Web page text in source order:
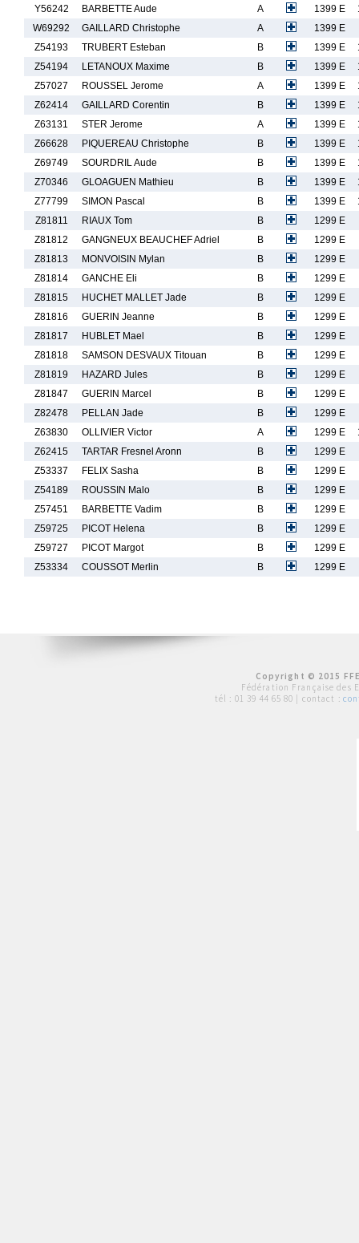
Y56242
BARBETTE Aude A 1399 E
W69292
GAILLARD Christophe A
1399 E
Z54193
TRUBERT Esteban B 1399 E
Z54194
LETANOUX Maxime B 1399 E
Z57027
ROUSSEL Jerome A 1399 E
Z62414
GAILLARD Corentin B 1399 E
Z63131
STER Jerome A 1399 E
Z66628
PIQUEREAU Christophe B 1399 E
Z69749
SOURDRIL Aude B 1399 E
Z70346
GLOAGUEN Mathieu B 1399 E
Z77799
SIMON Pascal B 1399 E
Z81811
RIAUX Tom B
1299 E
Z81812
GANGNEUX BEAUCHEF Adriel B
1299 E
Z81813
MONVOISIN Mylan B
1299 E
Z81814
GANCHE Eli B
1299 E
Z81815
HUCHET MALLET Jade B
1299 E
Z81816
GUERIN Jeanne B
1299 E
Z81817
HUBLET Mael B
1299 E
Z81818
SAMSON DESVAUX Titouan B
1299 E
Z81819
HAZARD Jules B
1299 E
Z81847
GUERIN Marcel B
1299 E
Z82478
PELLAN Jade B
1299 E
Z63830
OLLIVIER Victor A 1299 E
Z62415
TARTAR Fresnel Aronn B
1299 E
Z53337
FELIX Sasha B
1299 E
Z54189
ROUSSIN Malo B
1299 E
Z57451
BARBETTE Vadim B
1299 E
Z59725
PICOT Helena B
1299 E
Z59727
PICOT Margot B
1299 E
Z53334
COUSSOT Merlin B 1299 E
Copyright © 2015
Fédération Française des
tél : 01 39 44 65 80 | contact :